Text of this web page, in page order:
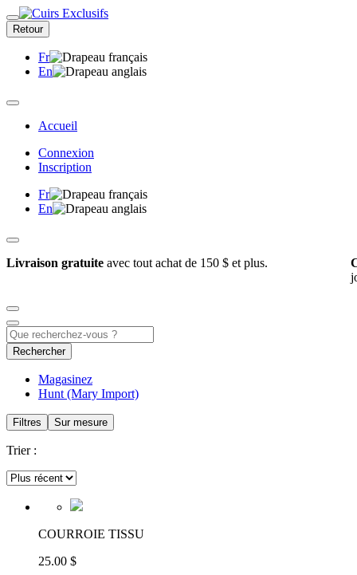
Retour
Fr
En
Accueil
Connexion
Inscription
Fr
En
Livraison gratuite avec tout achat de 150 $ et plus.
Rechercher
Magasinez
Hunt (Mary Import)
Filtres Sur mesure
Trier :
COURROIE TISSU
25.00 $